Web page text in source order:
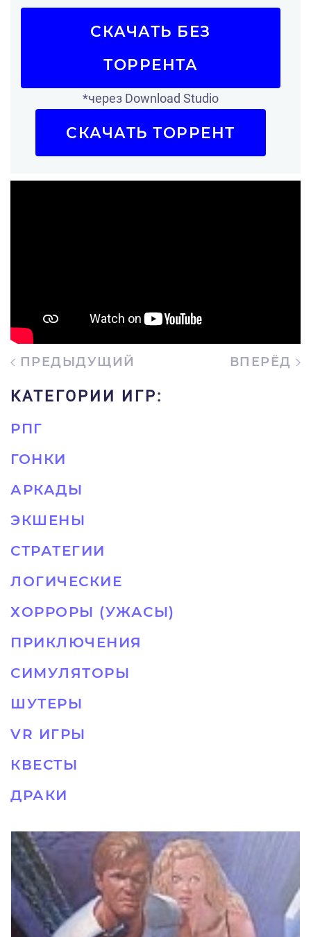
СКАЧАТЬ БЕЗ
ТОРРЕНТА
*через Download Studio
СКАЧАТЬ ТОРРЕНТ
ПРЕДЫДУЩИЙ ВПЕРЁД
КАТЕГОРИИ ИГР:
РПГ
ГОНКИ
АРКАДЫ
ЭКШЕНЫ
СТРАТЕГИИ
ЛОГИЧЕСКИЕ
ХОРРОРЫ (УЖАСЫ)
ПРИКЛЮЧЕНИЯ
СИМУЛЯТОРЫ
ШУТЕРЫ
VR ИГРЫ
КВЕСТЫ
ДРАКИ